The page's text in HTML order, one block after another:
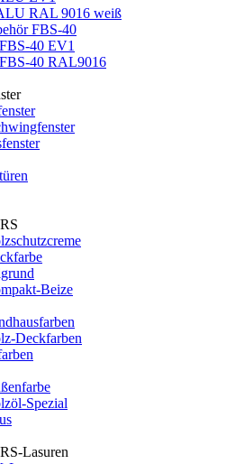
RAL 9016 weiß
FBS-40
40 EV1
40 RAL9016
Beize
Deckfarben
Spezial
Lasuren